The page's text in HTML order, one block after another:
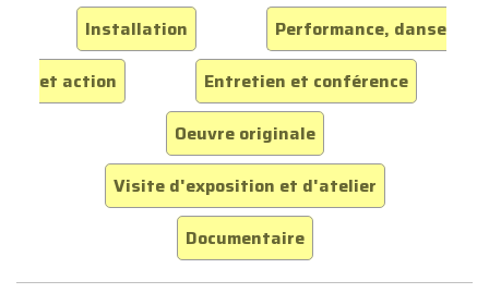
Installation
Performance, danse
et action
Entretien et conférence
Oeuvre originale
Visite d'exposition et d'atelier
Documentaire